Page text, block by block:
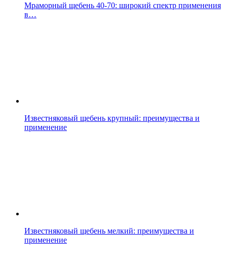
Мраморный щебень 40-70: широкий спектр применения
в…
Известняковый щебень крупный: преимущества и
применение
Известняковый щебень мелкий: преимущества и
применение